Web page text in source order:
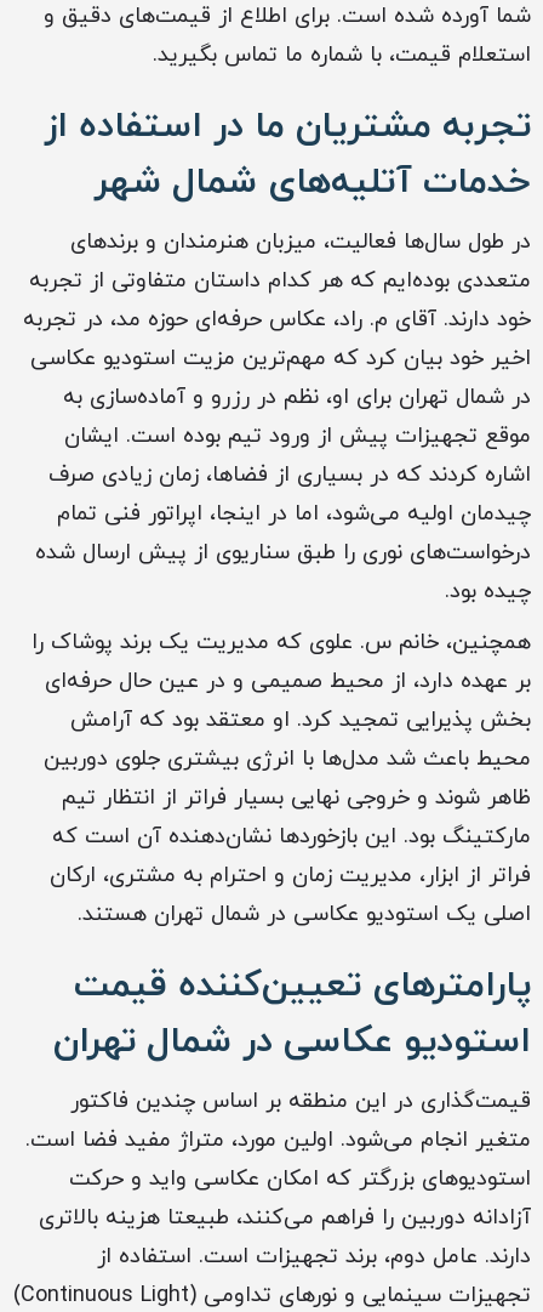
شما آورده شده است. برای اطلاع از قیمت‌های دقیق و
استعلام قیمت، با شماره ما تماس بگیرید.
تجربه مشتریان ما در استفاده از
خدمات آتلیه‌های شمال شهر
در طول سال‌ها فعالیت، میزبان هنرمندان و برندهای
متعددی بوده‌ایم که هر کدام داستان متفاوتی از تجربه
خود دارند. آقای م. راد، عکاس حرفه‌ای حوزه مد، در تجربه
اخیر خود بیان کرد که مهم‌ترین مزیت استودیو عکاسی
در شمال تهران برای او، نظم در رزرو و آماده‌سازی به
موقع تجهیزات پیش از ورود تیم بوده است. ایشان
اشاره کردند که در بسیاری از فضاها، زمان زیادی صرف
چیدمان اولیه می‌شود، اما در اینجا، اپراتور فنی تمام
درخواست‌های نوری را طبق سناریوی از پیش ارسال شده
چیده بود.
همچنین، خانم س. علوی که مدیریت یک برند پوشاک را
بر عهده دارد، از محیط صمیمی و در عین حال حرفه‌ای
بخش پذیرایی تمجید کرد. او معتقد بود که آرامش
محیط باعث شد مدل‌ها با انرژی بیشتری جلوی دوربین
ظاهر شوند و خروجی نهایی بسیار فراتر از انتظار تیم
مارکتینگ بود. این بازخوردها نشان‌دهنده آن است که
فراتر از ابزار، مدیریت زمان و احترام به مشتری، ارکان
اصلی یک استودیو عکاسی در شمال تهران هستند.
پارامترهای تعیین‌کننده قیمت
استودیو عکاسی در شمال تهران
قیمت‌گذاری در این منطقه بر اساس چندین فاکتور
متغیر انجام می‌شود. اولین مورد، متراژ مفید فضا است.
استودیوهای بزرگتر که امکان عکاسی واید و حرکت
آزادانه دوربین را فراهم می‌کنند، طبیعتا هزینه بالاتری
دارند. عامل دوم، برند تجهیزات است. استفاده از
تجهیزات سینمایی و نورهای تداومی (Continuous Light)